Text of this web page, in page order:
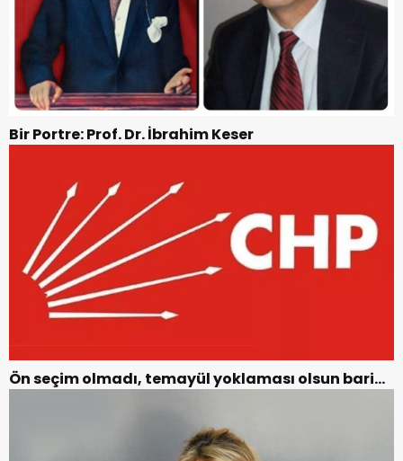
Bir Portre: Prof. Dr. İbrahim Keser
Ön seçim olmadı, temayül yoklaması olsun bari…